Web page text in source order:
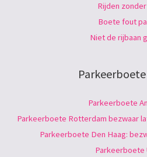
Rijden
Boete fout
Niet de rijbaan
Parkeerboete
Parkeerboete Rotterdam bezwaar
Parkeerboete Den Haag:
Parkeerboete